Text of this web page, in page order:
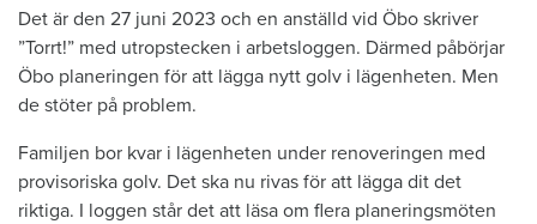
Det är den 27 juni 2023 och en anställd vid Öbo skriver
”Torrt!” med utropstecken i arbetsloggen. Därmed påbörjar
Öbo planeringen för att lägga nytt golv i lägenheten. Men
de stöter på problem.
Familjen bor kvar i lägenheten under renoveringen med
provisoriska golv. Det ska nu rivas för att lägga dit det
riktiga. I loggen står det att läsa om flera planeringsmöten